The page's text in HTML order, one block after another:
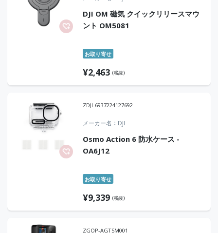
DJI OM 磁気 クイックリリースマウ
ント OM5081
お取り寄せ
¥2,463 (税抜)
ZDJI-6937224127692
メーカー名 DJI
Osmo Action 6 防水ケース -
OA6J12
お取り寄せ
¥9,339 (税抜)
ZGOP-AGTSM001